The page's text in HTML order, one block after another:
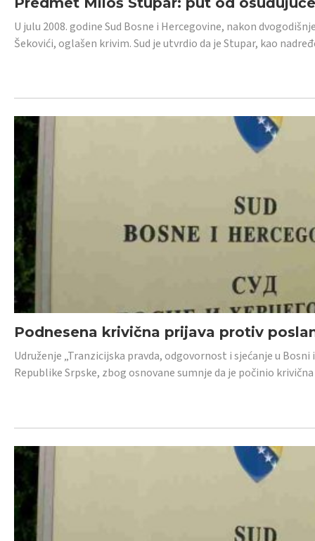
U julu 2008. godine Sud Bosne i Hercegovine, nakon
Šekovići, oglašen krivim. Sud je utvrdio da je Stupar, kao
Podnesena krivična prijava protiv
Udruženje „Tranzicijska pravda, odgovornost i sjećanje u
Republike Srpske, zbog osnovane sumnje da je počinio